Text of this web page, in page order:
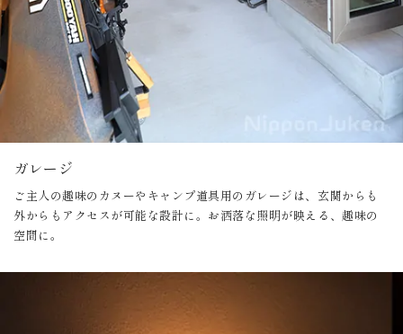
ガレージ
ご主人の趣味のカヌーやキャンプ道具用のガレージは、玄関からも
外からもアクセスが可能な設計に。お洒落な照明が映える、趣味の
空間に。